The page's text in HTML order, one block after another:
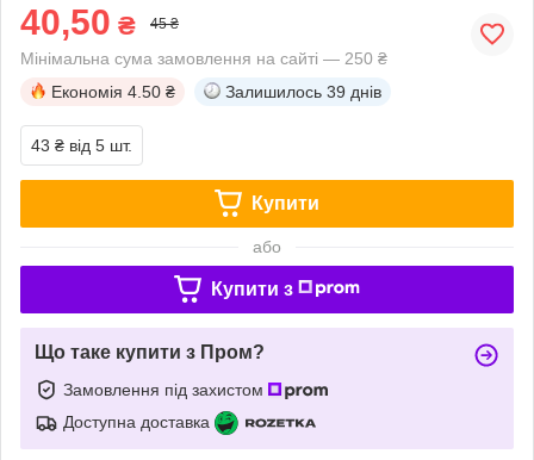
40,50 ₴ 45 ₴
Мінімальна сума замовлення на сайті — 250 ₴
Економія 4.50 ₴ Залишилось 39 днів
43 ₴ від 5 шт.
Купити
або
Купити з
Що таке купити з Пром?
Замовлення під захистом
Доступна доставка